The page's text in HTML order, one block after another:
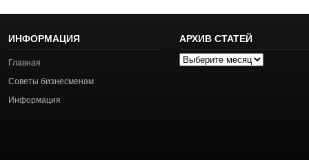
ИНФОРМАЦИЯ
Главная
Советы бизнесменам
Информация
АРХИВ СТАТЕЙ
Архив